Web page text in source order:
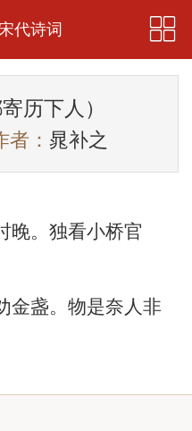
代诗词
历下人）
： 晁补之
晚。独看小桥官
金盏。物是奈人非